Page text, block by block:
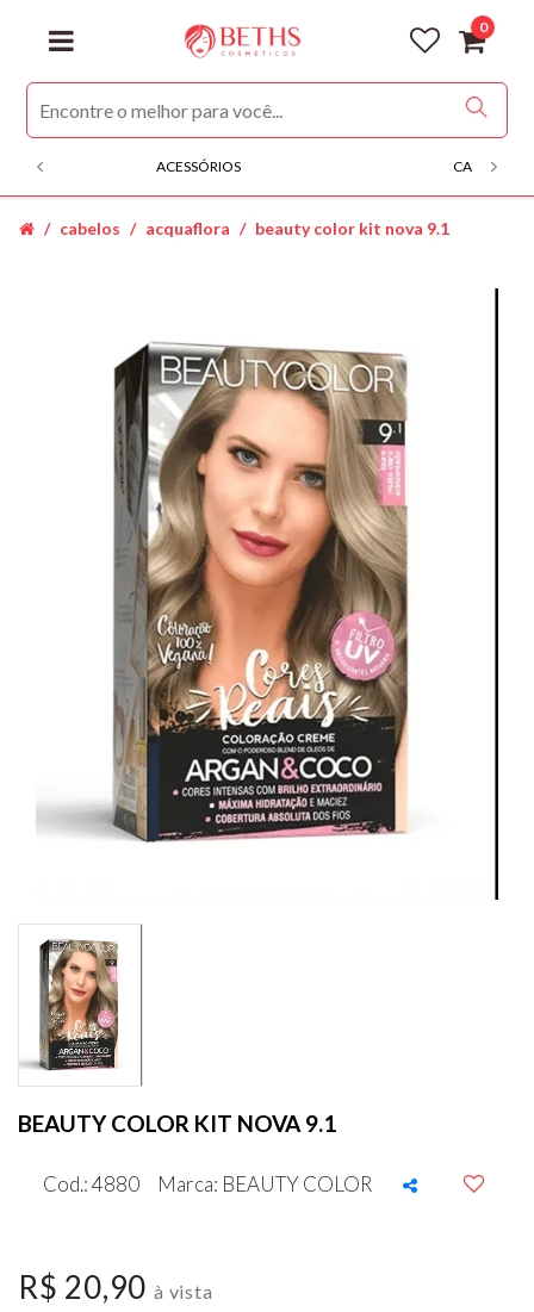
0
ACESSÓRIOS CABELOS
cabelos acquaflora beauty color kit nova 9.1
BEAUTY COLOR KIT NOVA 9.1
Cod.: 4880 Marca: BEAUTY COLOR
R$ 20,90à vista